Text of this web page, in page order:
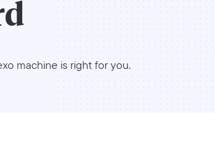
machine is right for you.